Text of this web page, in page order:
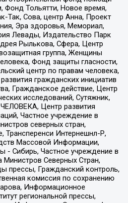
Фонд Тольятти, Новое время,
Так, Сова, центр Анна, Проект
Эра здоровья, Мемориал,
Левады, Издательство Парк
Рылькова, Сфера, Центр
группа, Женщины
Фонд защиты гласности,
центр по правам человека,
гражданских инициатив
Гражданское действие, Центр
исследований, Сутяжник,
Центр развития
Частное учреждение в
северных стран,
Трансперенси Интернешнл-Р,
Массовой Информации,
- Сибирь, Частное учреждение в
Министров Северных Стран,
прессы, Гражданский контроль,
комиссия по сохранению
Информационное
региональной прессы,